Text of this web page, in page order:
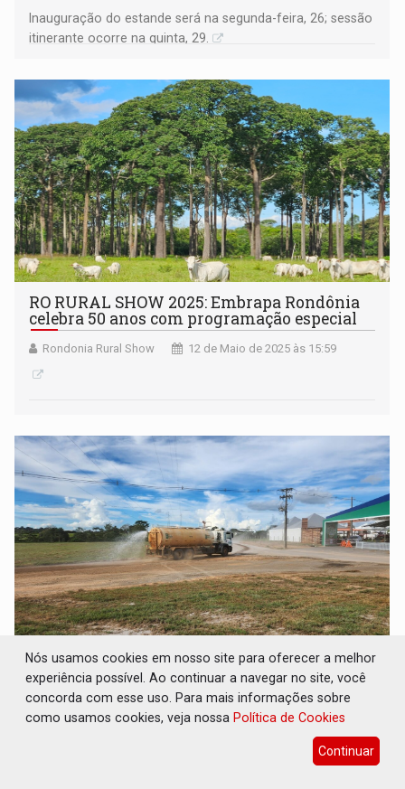
Inauguração do estande será na segunda-feira, 26; sessão
itinerante ocorre na quinta, 29.
RO RURAL SHOW 2025: Embrapa Rondônia
celebra 50 anos com programação especial
Rondonia Rural Show 12 de Maio de 2025 às 15:59
RO RURAL SHOW: Governo de RO garante
acesso ao Centro Tecnológico Vandeci Rack
Rondonia Rural Show 09 de Maio de 2025 às 15:35
manutenção e melhorias tanto na BR-364, principal via de
acesso à Ji-Paraná, quanto na Estrada Santa Rita
Nós usamos cookies em nosso site para oferecer a melhor
experiência possível. Ao continuar a navegar no site, você
concorda com esse uso. Para mais informações sobre
como usamos cookies, veja nossa Política de Cookies
Continuar